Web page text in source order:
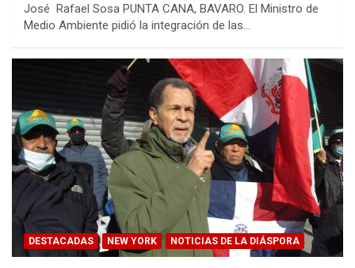
José Rafael Sosa PUNTA CANA, BAVARO. El Ministro de
Medio Ambiente pidió la integración de las…
DESTACADAS NEW YORK NOTICIAS DE LA DIÁSPORA